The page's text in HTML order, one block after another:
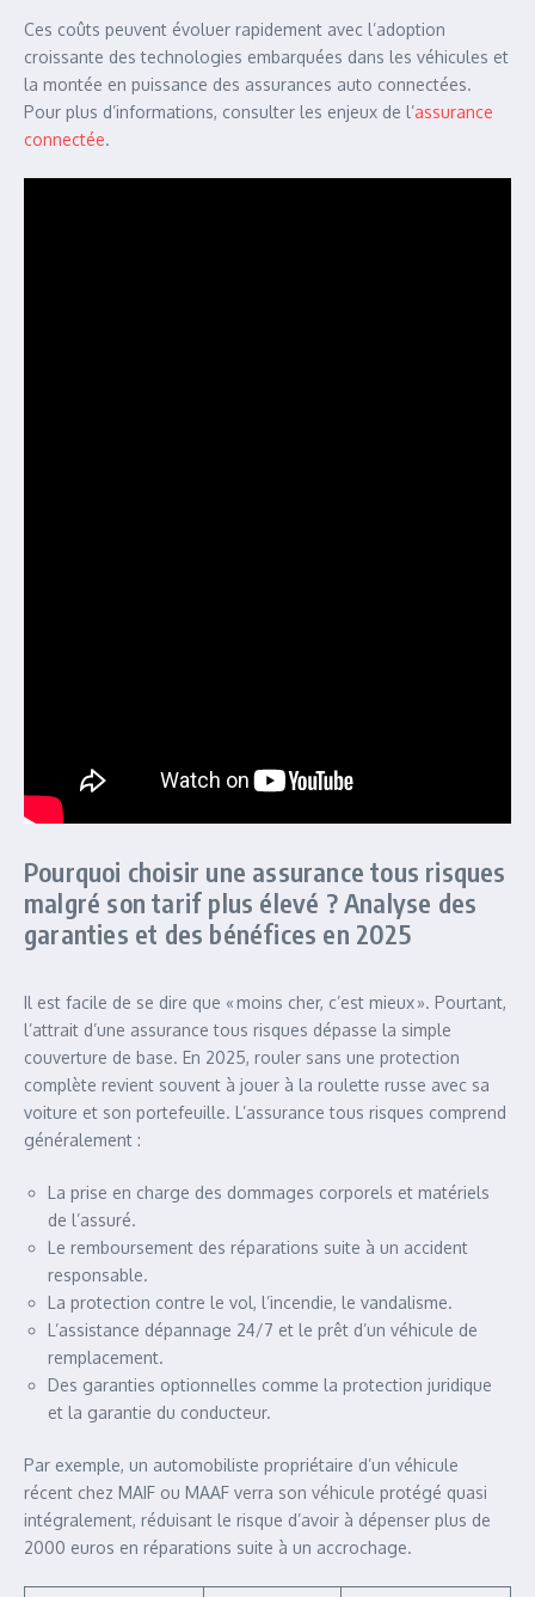
Ces coûts peuvent évoluer rapidement avec l’adoption
croissante des technologies embarquées dans les véhicules et
la montée en puissance des assurances auto connectées.
Pour plus d’informations, consulter les enjeux de l’assurance
connectée.
Pourquoi choisir une assurance tous risques
malgré son tarif plus élevé ? Analyse des
garanties et des bénéfices en 2025
Il est facile de se dire que « moins cher, c’est mieux ». Pourtant,
l’attrait d’une assurance tous risques dépasse la simple
couverture de base. En 2025, rouler sans une protection
complète revient souvent à jouer à la roulette russe avec sa
voiture et son portefeuille. L’assurance tous risques comprend
généralement :
La prise en charge des dommages corporels et matériels
de l’assuré.
Le remboursement des réparations suite à un accident
responsable.
La protection contre le vol, l’incendie, le vandalisme.
L’assistance dépannage 24/7 et le prêt d’un véhicule de
remplacement.
Des garanties optionnelles comme la protection juridique
et la garantie du conducteur.
Par exemple, un automobiliste propriétaire d’un véhicule
récent chez MAIF ou MAAF verra son véhicule protégé quasi
intégralement, réduisant le risque d’avoir à dépenser plus de
2000 euros en réparations suite à un accrochage.